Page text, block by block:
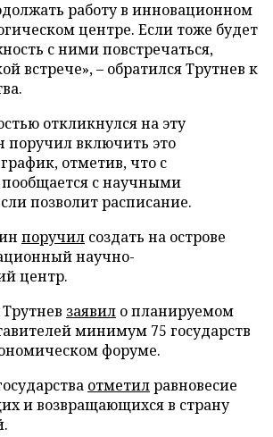
работу в инновационном
центре. Если тоже будет
с ними повстречаться,
встрече», – обратился Трутнев к
откликнулся на эту
поручил включить это
отметив, что с
с научными
позволит расписание.
поручил создать на острове
научно-
центр.
заявил о планируемом
минимум 75 государств
форуме.
отметилравновесие
и возвращающихся в страну